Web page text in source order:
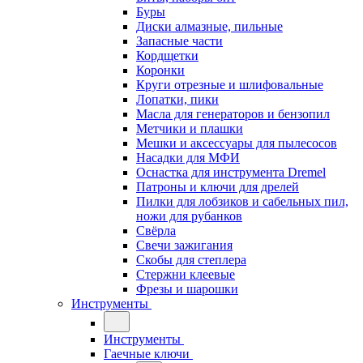
Буры
Диски алмазные, пильные
Запасные части
Кордщетки
Коронки
Круги отрезные и шлифовальные
Лопатки, пики
Масла для генераторов и бензопил
Метчики и плашки
Мешки и аксессуары для пылесосов
Насадки для МФИ
Оснастка для инструмента Dremel
Патроны и ключи для дрелей
Пилки для лобзиков и сабельных пил,
ножи для рубанков
Свёрла
Свечи зажигания
Скобы для степлера
Стержни клеевые
Фрезы и шарошки
Инструменты
Инструменты
Гаечные ключи